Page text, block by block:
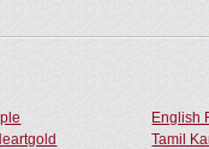
English
Tamil